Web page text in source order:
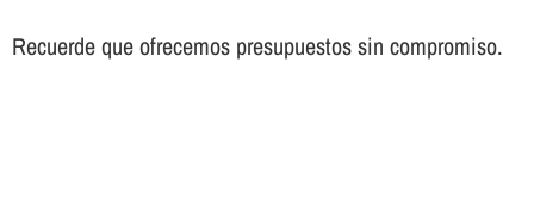
Recuerde que ofrecemos presupuestos sin compromiso.